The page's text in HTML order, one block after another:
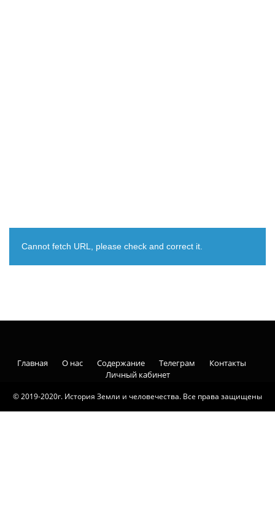
Cannot fetch URL, please check and correct it.
© 2019-2020г. История Земли и человечества. Все права защищены
Главная О нас Содержание Телеграм
Контакты
Личный кабинет